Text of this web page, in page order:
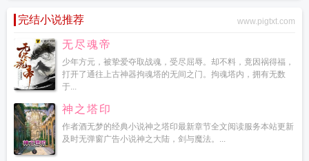
完结小说推荐 www.pigtxt.com
无尽魂帝
少年方元，被挚爱夺取战魂，受尽屈辱。却不料，竟因祸得福，
打开了通往上古神器拘魂塔的无间之门。拘魂塔内，拥有无数
于...
神之塔印
作者酒无梦的经典小说神之塔印最新章节全文阅读服务本站更新
及时无弹窗广告小说神之大陆，剑与魔法。...